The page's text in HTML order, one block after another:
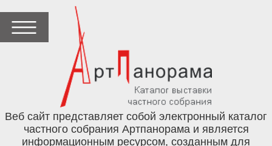
Веб сайт представляет собой электронный каталог
частного собрания Артпанорама и является
информационным ресурсом, созданным для